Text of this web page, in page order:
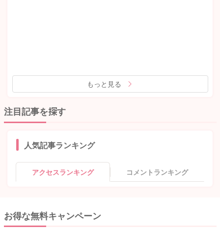
もっと見る
注目記事を探す
人気記事ランキング
アクセスランキング コメントランキング
お得な無料キャンペーン